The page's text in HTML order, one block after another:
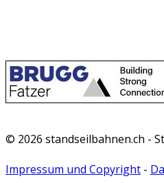
© 2026 standseilbahnen.ch -
Impressum und Copyright -